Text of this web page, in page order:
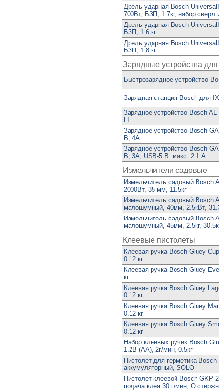
Дрель ударная Bosch
700Вт, БЗП, 1.7кг, набор сверл
Дрель ударная Bosch
БЗП, 1.6 кг
Дрель ударная Bosch
БЗП, 1.8 кг
Зарядные устройства
Быстрозарядное устройство
Зарядная станция Bosch для
Зарядное устройство Bosch
LI
Зарядное устройство Bosch
В, 4А
Зарядное устройство Bosch
В, 3А, USB-5 В. макс. 2.1 А
Измельчители садовые
Измельчитель садовый Bosch
2000Вт, 35 мм, 11.5кг
Измельчитель садовый Bosch
малошумный, 40мм, 2.5кВт,
Измельчитель садовый Bosch
малошумный, 45мм, 2.5кг,
Клеевые пистолеты
Клеевая ручка Bosch Gluey
0.12 кг
Клеевая ручка Bosch Gluey
кг
Клеевая ручка Bosch Gluey
0.12 кг
Клеевая ручка Bosch Gluey
0.12 кг
Клеевая ручка Bosch Gluey
0.12 кг
Набор клеевых ручек Bosch
1.2В (АА), 2г/мин, 0.5кг
Пистолет для герметика Bosch
аккумуляторный, SOLO
Пистолет клеевой Bosch GKP
подача клея 30 г/мин, O